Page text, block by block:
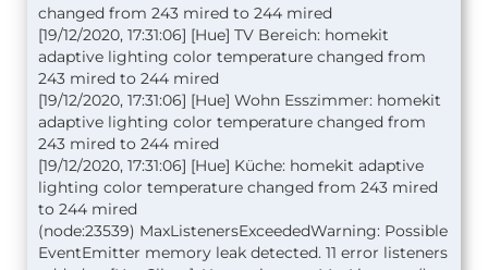
changed from 243 mired to 244 mired
[19/12/2020, 17:31:06] [Hue] TV Bereich: homekit
adaptive lighting color temperature changed from
243 mired to 244 mired
[19/12/2020, 17:31:06] [Hue] Wohn Esszimmer: homekit
adaptive lighting color temperature changed from
243 mired to 244 mired
[19/12/2020, 17:31:06] [Hue] Küche: homekit adaptive
lighting color temperature changed from 243 mired
to 244 mired
(node:23539) MaxListenersExceededWarning: Possible
EventEmitter memory leak detected. 11 error listeners